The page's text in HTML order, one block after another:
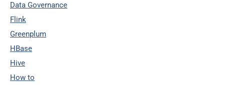
Data Governance
Flink
Greenplum
HBase
Hive
How to